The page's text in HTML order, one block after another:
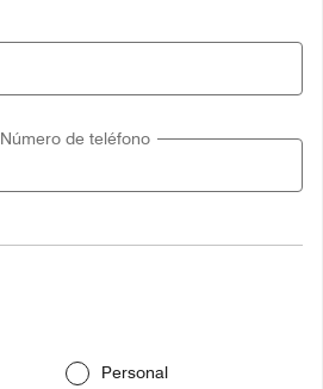
Número de teléfono
Personal